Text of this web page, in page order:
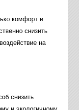
комфорт и
снизить
на
снизить